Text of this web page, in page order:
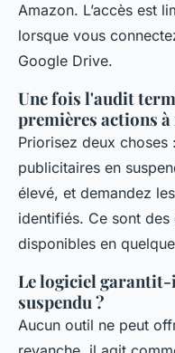
Amazon. L’accès est
lorsque vous
Google Drive.
Une fois l'audit
premières actions à
Priorisez deux
publicitaires en
élevé, et demandez
identifiés. Ce sont
disponibles en
Le logiciel garantit-
suspendu ?
Aucun outil ne peut